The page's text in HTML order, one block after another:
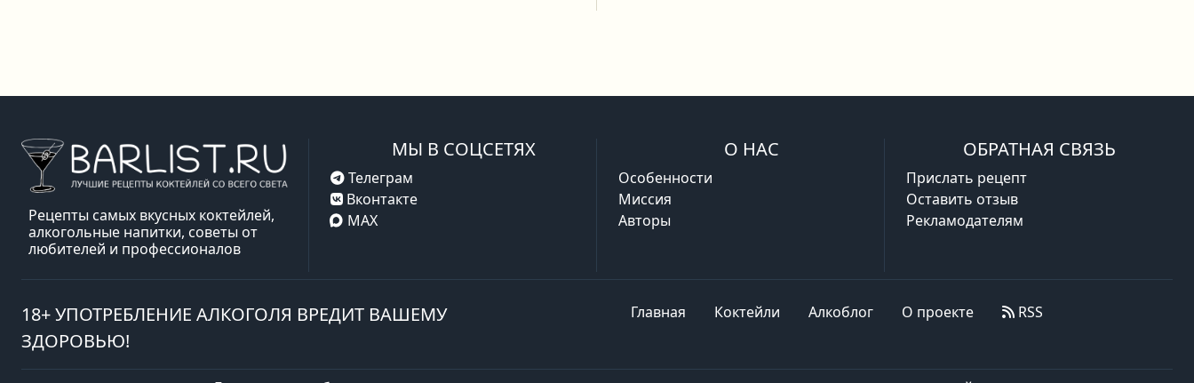
Рецепты самых вкусных коктейлей,
алкогольные напитки, советы от
любителей и профессионалов
МЫ В СОЦСЕТЯХ
Телеграм
Вконтакте
MAX
О НАС
Особенности
Миссия
Авторы
ОБРАТНАЯ СВЯЗЬ
Прислать рецепт
Оставить отзыв
Рекламодателям
18+ УПОТРЕБЛЕНИЕ АЛКОГОЛЯ ВРЕДИТ ВАШЕМУ
ЗДОРОВЬЮ!
Главная Коктейли Алкоблог О проекте RSS